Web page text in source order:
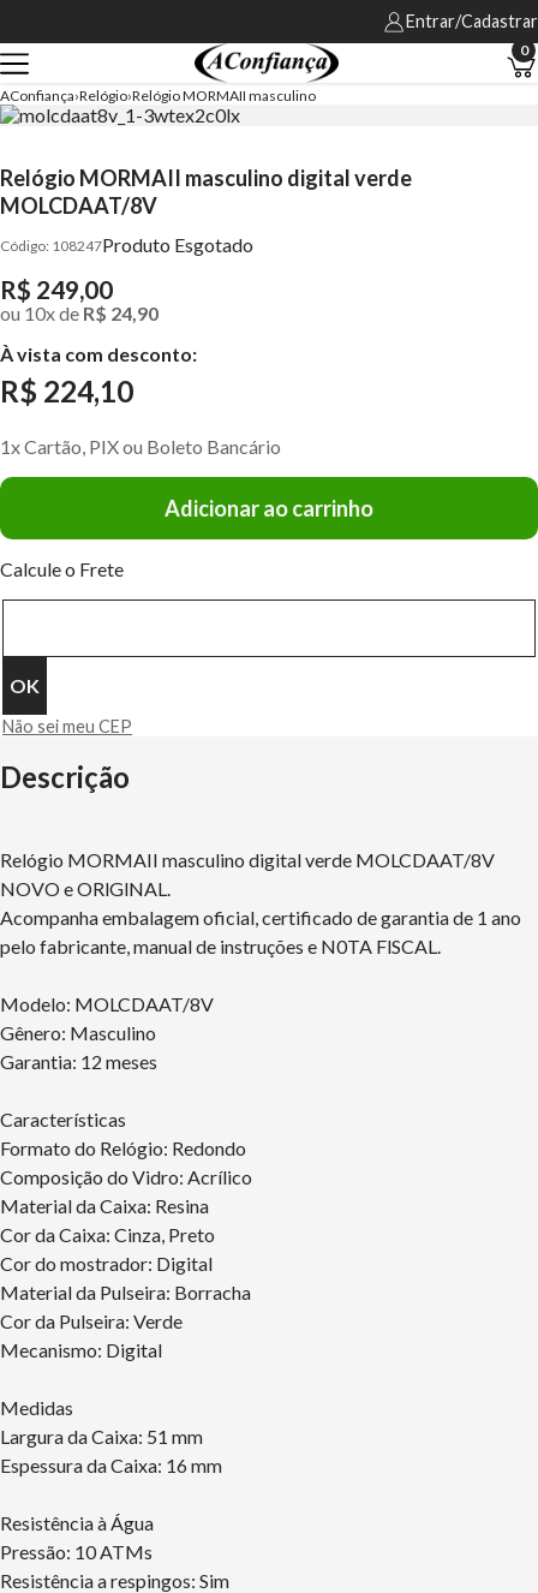
Entrar/Cadastrar
0
AConfiança Relógio Relógio MORMAII masculino
Relógio MORMAII masculino digital verde
MOLCDAAT/8V
108247Produto Esgotado
R$ 249,00
ou 10xde R$ 24,90
À vista com desconto:
R$ 224,10
1x Cartão, PIX ou Boleto Bancário
Adicionar ao carrinho
Calcule o Frete
Não sei meu CEP
Descrição
Relógio MORMAII masculino digital verde MOLCDAAT/8V
NOVO e ORlGlNAL.
Acompanha embalagem oficial, certificado de garantia de 1 ano
pelo fabricante, manual de instruções e N0TA FlSCAL.
Modelo: MOLCDAAT/8V
Gênero: Masculino
Garantia: 12 meses
Características
Formato do Relógio: Redondo
Composição do Vidro: Acrílico
Material da Caixa: Resina
Cor da Caixa: Cinza, Preto
Cor do mostrador: Digital
Material da Pulseira: Borracha
Cor da Pulseira: Verde
Mecanismo: Digital
Medidas
Largura da Caixa: 51 mm
Espessura da Caixa: 16 mm
Resistência à Água
Pressão: 10 ATMs
Resistência a respingos: Sim